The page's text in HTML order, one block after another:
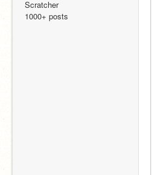
Scratcher
1000+ posts